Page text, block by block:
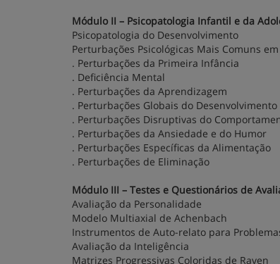
Módulo II – Psicopatologia Infantil e da
Psicopatologia do Desenvolvimento
Perturbações Psicológicas Mais Comuns
. Perturbações da Primeira Infância
. Deficiência Mental
. Perturbações da Aprendizagem
. Perturbações Globais do Desenvolvimento
. Perturbações Disruptivas do
. Perturbações da Ansiedade e do Humor
. Perturbações Específicas da Alimentação
. Perturbações de Eliminação
Módulo III – Testes e Questionários de
Avaliação da Personalidade
Modelo Multiaxial de Achenbach
Instrumentos de Auto-relato para
Avaliação da Inteligência
Matrizes Progressivas Coloridas de Raven